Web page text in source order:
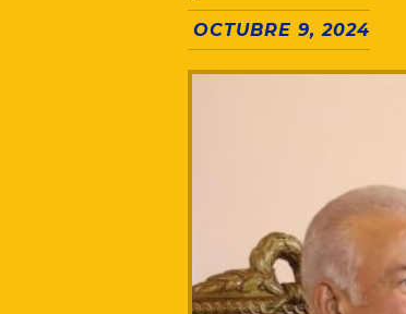
OCTUBRE 9, 2024